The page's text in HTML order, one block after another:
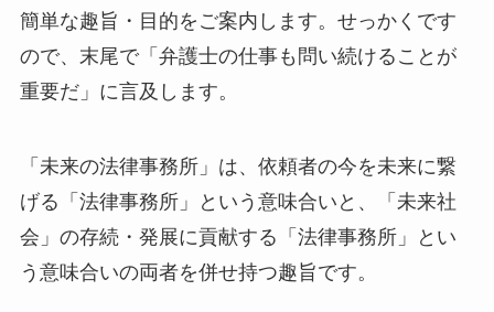
簡単な趣旨・目的をご案内します。せっかくです
ので、末尾で「弁護士の仕事も問い続けることが
重要だ」に言及します。
「未来の法律事務所」は、依頼者の今を未来に繋
げる「法律事務所」という意味合いと、「未来社
会」の存続・発展に貢献する「法律事務所」とい
う意味合いの両者を併せ持つ趣旨です。